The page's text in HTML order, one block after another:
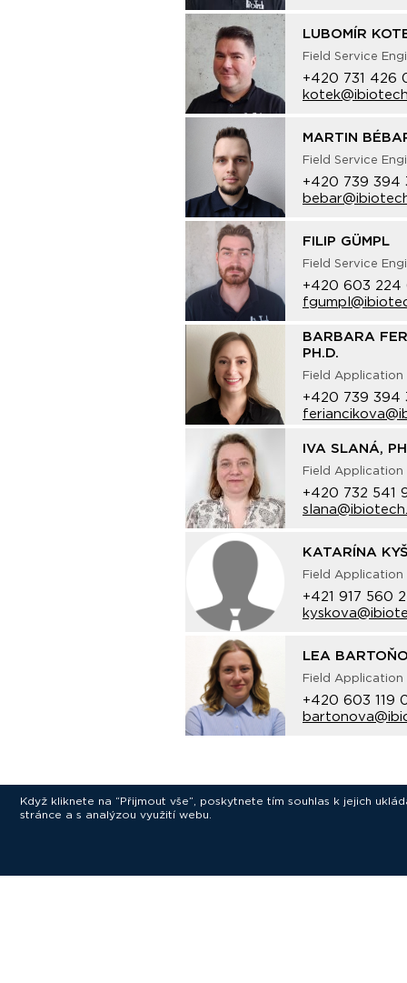
LUBOMÍR
Field Service
+420 731 426
MARTIN
Field Service
+420 739 394
FILIP GÜMPL
Field Service
+420 603 224
BARBARA
PH.D.
Field Application
+420 739 394
IVA SLANÁ,
Field Application
+420 732 541
KATARÍNA
Field Application
+421 917 560
LEA
Field Application
+420 603 119
Když kliknete na “Přijmout vše”, poskytnete tím souhlas k jejich
stránce a s analýzou využití webu.